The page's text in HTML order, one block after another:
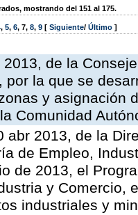
mostrando del 151 al 175.
, 5, 6, 7, 8, 9 [ Siguiente/ Último ]
2013, de la
por la que se
y asignación
Comunidad
abr 2013, de la
de Empleo,
de 2013, el
y Comercio,
industriales y